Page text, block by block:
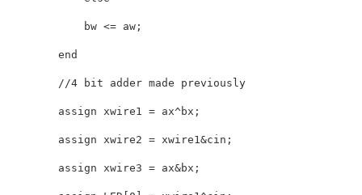
            bw <= aw;
        end
        //4 bit adder made previously
        assign xwire1 = ax^bx;
        assign xwire2 = xwire1&cin;
        assign xwire3 = ax&bx;